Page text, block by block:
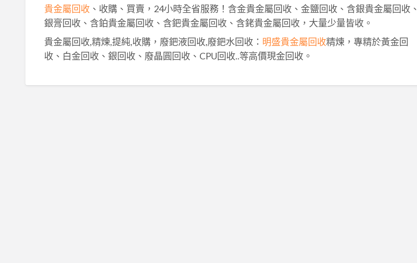
貴金屬回收、收購、買賣，24小時全省服務！含金貴金屬回收、金鹽回收、含銀貴金屬回收、
銀膏回收、含鉑貴金屬回收、含鈀貴金屬回收、含銠貴金屬回收，大量少量皆收。
貴金屬回收,精煉,提純,收購，廢鈀液回收,廢鈀水回收： 明盛貴金屬回收精煉，專精於黃金回
收、白金回收、銀回收、廢晶圓回收、CPU回收..等高價現金回收。